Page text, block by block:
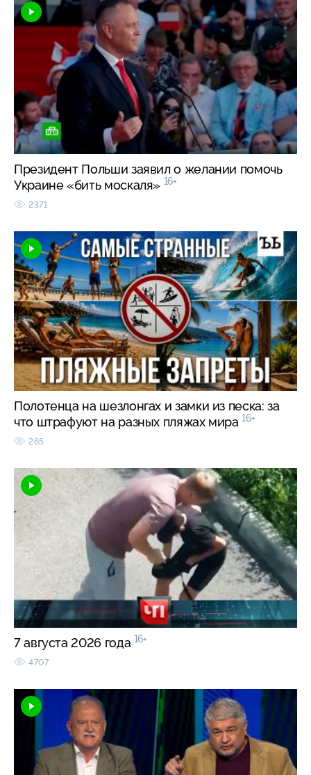
Президент Польши заявил о желании помочь
Украине «бить москаля» 16+
2371
Полотенца на шезлонгах и замки из песка: за
что штрафуют на разных пляжах мира 16+
265
7 августа 2026 года 16+
4707